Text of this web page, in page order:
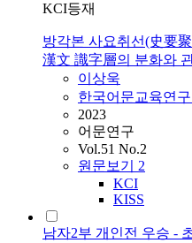
KCI등재
방각본 사요취선(史要
漢文 識字層의 분화와
이상욱
한국어문교육연구
2023
어문연구
Vol.51 No.2
원문보기 2
KCI
KISS
남자2부 개인전 우승 -